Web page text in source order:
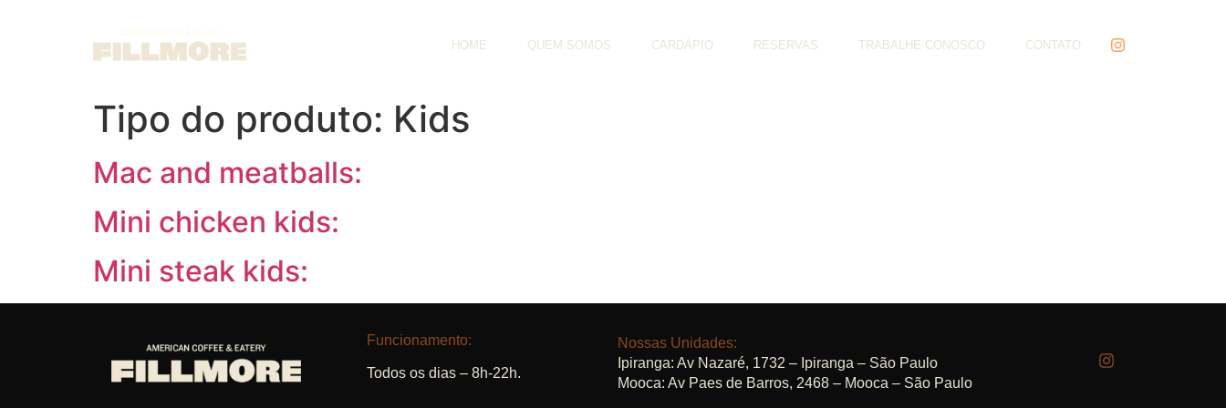
HOME QUEM SOMOS CARDÁPIO RESERVAS TRABALHE CONOSCO CONTATO
Tipo do produto: Kids
Mac and meatballs:
Mini chicken kids:
Mini steak kids:
Funcionamento:
Todos os dias – 8h-22h.
Nossas Unidades:
Ipiranga: Av Nazaré, 1732 – Ipiranga – São Paulo
Mooca: Av Paes de Barros, 2468 – Mooca – São Paulo